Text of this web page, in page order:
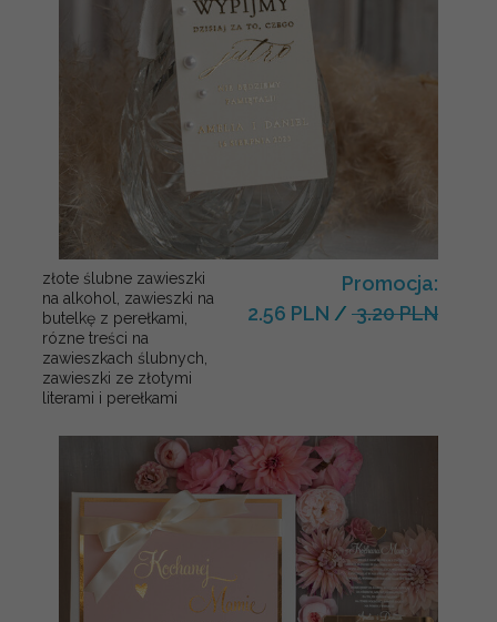
złote ślubne zawieszki
na alkohol, zawieszki na
butelkę z perełkami,
rózne treści na
zawieszkach ślubnych,
zawieszki ze złotymi
literami i perełkami
Promocja:
2.56 PLN / 3.20 PLN